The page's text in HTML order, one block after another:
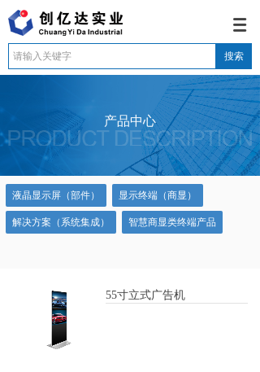
搜索
产品中心
液晶显示屏（部件） 显示终端（商显）
解决方案（系统集成） 智慧商显类终端产品
55寸立式广告机